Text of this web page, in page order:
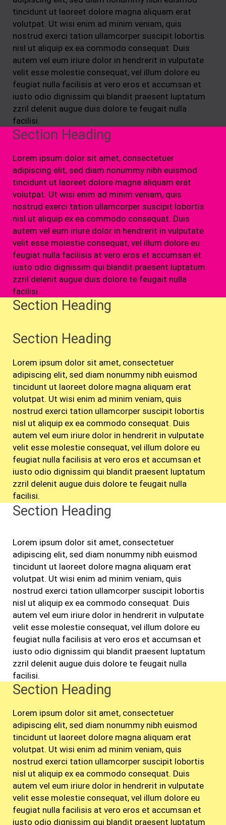
tincidunt ut laoreet dolore magna aliquam erat
volutpat. Ut wisi enim ad minim veniam, quis
nostrud exerci tation ullamcorper suscipit lobortis
nisl ut aliquip ex ea commodo consequat. Duis
autem vel eum iriure dolor in hendrerit in vulputate
velit esse molestie consequat, vel illum dolore eu
feugiat nulla facilisis at vero eros et accumsan et
iusto odio dignissim qui blandit praesent luptatum
zzril delenit augue duis dolore te feugait nulla
facilisi.
Section Heading
Lorem ipsum dolor sit amet, consectetuer
adipiscing elit, sed diam nonummy nibh euismod
tincidunt ut laoreet dolore magna aliquam erat
volutpat. Ut wisi enim ad minim veniam, quis
nostrud exerci tation ullamcorper suscipit lobortis
nisl ut aliquip ex ea commodo consequat. Duis
autem vel eum iriure dolor in hendrerit in vulputate
velit esse molestie consequat, vel illum dolore eu
feugiat nulla facilisis at vero eros et accumsan et
iusto odio dignissim qui blandit praesent luptatum
zzril delenit augue duis dolore te feugait nulla
facilisi.
Section Heading
Section Heading
Lorem ipsum dolor sit amet, consectetuer
adipiscing elit, sed diam nonummy nibh euismod
tincidunt ut laoreet dolore magna aliquam erat
volutpat. Ut wisi enim ad minim veniam, quis
nostrud exerci tation ullamcorper suscipit lobortis
nisl ut aliquip ex ea commodo consequat. Duis
autem vel eum iriure dolor in hendrerit in vulputate
velit esse molestie consequat, vel illum dolore eu
feugiat nulla facilisis at vero eros et accumsan et
iusto odio dignissim qui blandit praesent luptatum
zzril delenit augue duis dolore te feugait nulla
facilisi.
Section Heading
Lorem ipsum dolor sit amet, consectetuer
adipiscing elit, sed diam nonummy nibh euismod
tincidunt ut laoreet dolore magna aliquam erat
volutpat. Ut wisi enim ad minim veniam, quis
nostrud exerci tation ullamcorper suscipit lobortis
nisl ut aliquip ex ea commodo consequat. Duis
autem vel eum iriure dolor in hendrerit in vulputate
velit esse molestie consequat, vel illum dolore eu
feugiat nulla facilisis at vero eros et accumsan et
iusto odio dignissim qui blandit praesent luptatum
zzril delenit augue duis dolore te feugait nulla
facilisi.
Section Heading
Lorem ipsum dolor sit amet, consectetuer
adipiscing elit, sed diam nonummy nibh euismod
tincidunt ut laoreet dolore magna aliquam erat
volutpat. Ut wisi enim ad minim veniam, quis
nostrud exerci tation ullamcorper suscipit lobortis
nisl ut aliquip ex ea commodo consequat. Duis
autem vel eum iriure dolor in hendrerit in vulputate
velit esse molestie consequat, vel illum dolore eu
feugiat nulla facilisis at vero eros et accumsan et
iusto odio dignissim qui blandit praesent luptatum